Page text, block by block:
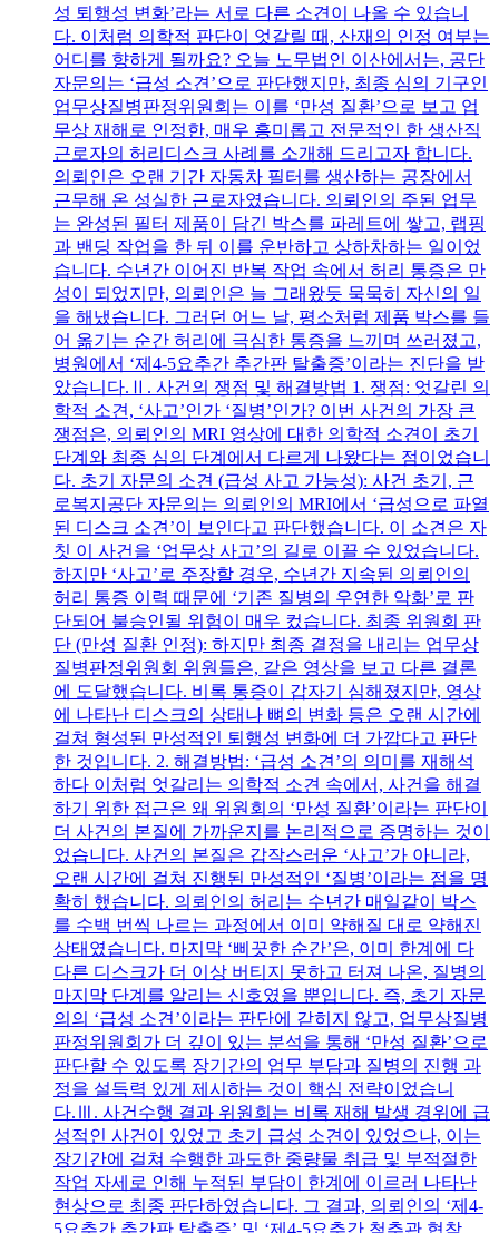
성 퇴행성 변화’라는 서로 다른 소견이 나올 수 있습니
다. 이처럼 의학적 판단이 엇갈릴 때, 산재의 인정 여부는
어디를 향하게 될까요? 오늘 노무법인 이산에서는, 공단
자문의는 ‘급성 소견’으로 판단했지만, 최종 심의 기구인
업무상질병판정위원회는 이를 ‘만성 질환’으로 보고 업
무상 재해로 인정한, 매우 흥미롭고 전문적인 한 생산직
근로자의 허리디스크 사례를 소개해 드리고자 합니다.
의뢰인은 오랜 기간 자동차 필터를 생산하는 공장에서
근무해 온 성실한 근로자였습니다. 의뢰인의 주된 업무
는 완성된 필터 제품이 담긴 박스를 파레트에 쌓고, 랩핑
과 밴딩 작업을 한 뒤 이를 운반하고 상하차하는 일이었
습니다. 수년간 이어진 반복 작업 속에서 허리 통증은 만
성이 되었지만, 의뢰인은 늘 그래왔듯 묵묵히 자신의 일
을 해냈습니다. 그러던 어느 날, 평소처럼 제품 박스를 들
어 옮기는 순간 허리에 극심한 통증을 느끼며 쓰러졌고,
병원에서 ‘제4-5요추간 추간판 탈출증’이라는 진단을 받
았습니다.Ⅱ. 사건의 쟁점 및 해결방법 1. 쟁점: 엇갈린 의
학적 소견, ‘사고’인가 ‘질병’인가? 이번 사건의 가장 큰
쟁점은, 의뢰인의 MRI 영상에 대한 의학적 소견이 초기
단계와 최종 심의 단계에서 다르게 나왔다는 점이었습니
다. 초기 자문의 소견 (급성 사고 가능성): 사건 초기, 근
로복지공단 자문의는 의뢰인의 MRI에서 ‘급성으로 파열
된 디스크 소견’이 보인다고 판단했습니다. 이 소견은 자
칫 이 사건을 ‘업무상 사고’의 길로 이끌 수 있었습니다.
하지만 ‘사고’로 주장할 경우, 수년간 지속된 의뢰인의
허리 통증 이력 때문에 ‘기존 질병의 우연한 악화’로 판
단되어 불승인될 위험이 매우 컸습니다. 최종 위원회 판
단 (만성 질환 인정): 하지만 최종 결정을 내리는 업무상
질병판정위원회 위원들은, 같은 영상을 보고 다른 결론
에 도달했습니다. 비록 통증이 갑자기 심해졌지만, 영상
에 나타난 디스크의 상태나 뼈의 변화 등은 오랜 시간에
걸쳐 형성된 만성적인 퇴행성 변화에 더 가깝다고 판단
한 것입니다. 2. 해결방법: ‘급성 소견’의 의미를 재해석
하다 이처럼 엇갈리는 의학적 소견 속에서, 사건을 해결
하기 위한 접근은 왜 위원회의 ‘만성 질환’이라는 판단이
더 사건의 본질에 가까운지를 논리적으로 증명하는 것이
었습니다. 사건의 본질은 갑작스러운 ‘사고’가 아니라,
오랜 시간에 걸쳐 진행된 만성적인 ‘질병’이라는 점을 명
확히 했습니다. 의뢰인의 허리는 수년간 매일같이 박스
를 수백 번씩 나르는 과정에서 이미 약해질 대로 약해진
상태였습니다. 마지막 ‘삐끗한 순간’은, 이미 한계에 다
다른 디스크가 더 이상 버티지 못하고 터져 나온, 질병의
마지막 단계를 알리는 신호였을 뿐입니다. 즉, 초기 자문
의의 ‘급성 소견’이라는 판단에 갇히지 않고, 업무상질병
판정위원회가 더 깊이 있는 분석을 통해 ‘만성 질환’으로
판단할 수 있도록 장기간의 업무 부담과 질병의 진행 과
정을 설득력 있게 제시하는 것이 핵심 전략이었습니
다.Ⅲ. 사건수행 결과 위원회는 비록 재해 발생 경위에 급
성적인 사건이 있었고 초기 급성 소견이 있었으나, 이는
장기간에 걸쳐 수행한 과도한 중량물 취급 및 부적절한
작업 자세로 인해 누적된 부담이 한계에 이르러 나타난
현상으로 최종 판단하였습니다. 그 결과, 의뢰인의 ‘제4-
5요추간 추간판 탈출증’ 및 ‘제4-5요추간 척추관 협착